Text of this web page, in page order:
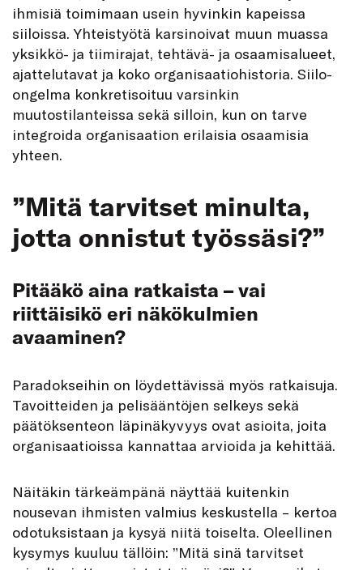
ihmisiä toimimaan usein hyvinkin kapeissa
siiloissa. Yhteistyötä karsinoivat muun muassa
yksikkö- ja tiimirajat, tehtävä- ja osaamisalueet,
ajattelutavat ja koko organisaatiohistoria. Siilo-
ongelma konkretisoituu varsinkin
muutostilanteissa sekä silloin, kun on tarve
integroida organisaation erilaisia osaamisia
yhteen.
”Mitä tarvitset minulta,
jotta onnistut työssäsi?”
Pitääkö aina ratkaista – vai
riittäisikö eri näkökulmien
avaaminen?
Paradokseihin on löydettävissä myös ratkaisuja.
Tavoitteiden ja pelisääntöjen selkeys sekä
päätöksenteon läpinäkyvyys ovat asioita, joita
organisaatioissa kannattaa arvioida ja kehittää.
Näitäkin tärkeämpänä näyttää kuitenkin
nousevan ihmisten valmius keskustella – kertoa
odotuksistaan ja kysyä niitä toiselta. Oleellinen
kysymys kuuluu tällöin: ”Mitä sinä tarvitset